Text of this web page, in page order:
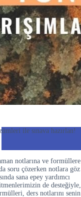
ile sınava hazırlan!
notlarına ve formüllere
soru çözerken notlara göz
sana epey yardımcı
de desteğiyle,
ders notlarını senin